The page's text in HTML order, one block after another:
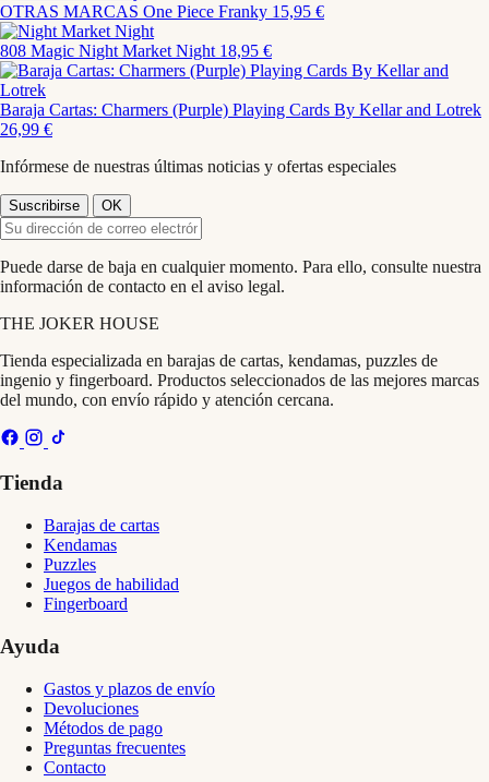
OTRAS MARCAS One Piece Franky 15,95 €
808 Magic Night Market Night 18,95 €
Baraja Cartas: Charmers (Purple) Playing Cards By Kellar and Lotrek
26,99 €
Infórmese de nuestras últimas noticias y ofertas especiales
Puede darse de baja en cualquier momento. Para ello, consulte nuestra
información de contacto en el aviso legal.
THE JOKER HOUSE
Tienda especializada en barajas de cartas, kendamas, puzzles de
ingenio y fingerboard. Productos seleccionados de las mejores marcas
del mundo, con envío rápido y atención cercana.
Tienda
Barajas de cartas
Kendamas
Puzzles
Juegos de habilidad
Fingerboard
Ayuda
Gastos y plazos de envío
Devoluciones
Métodos de pago
Preguntas frecuentes
Contacto